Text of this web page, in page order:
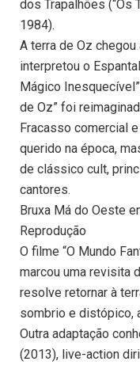
dos Trapalhões (“Os
1984).
A terra de Oz
interpretou o
Mágico
de Oz” foi
Fracasso comercial
querido na época,
de clássico cult,
cantores.
Bruxa Má do Oeste
Reprodução
O filme “O Mundo
marcou uma revisita
resolve retornar à
sombrio e distópico,
Outra adaptação
(2013), live-action